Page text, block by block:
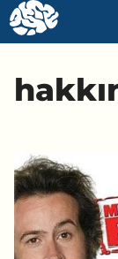
İçeriğe
atla